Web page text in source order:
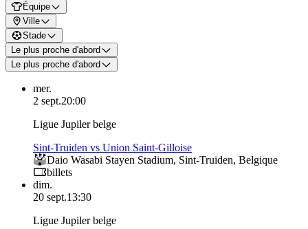
Équipe
Ville
Stade
Le plus proche d'abord
Le plus proche d'abord
mer.
2 sept.20:00
Ligue Jupiler belge
Sint-Truiden vs Union Saint-Gilloise
Daio Wasabi Stayen Stadium, Sint-Truiden, Belgique
billets
dim.
20 sept.13:30
Ligue Jupiler belge